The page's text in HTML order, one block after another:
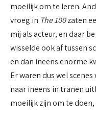
moeilijk om te leren.
vroeg in The 100zaten
mij als acteur, en daar
wisselde ook af tussen
en dan ineens enorme
Er waren dus wel
naar ineens in tranen
moeilijk zijn om te